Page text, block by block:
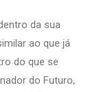
da sua
ao que já
do que se
do Futuro,